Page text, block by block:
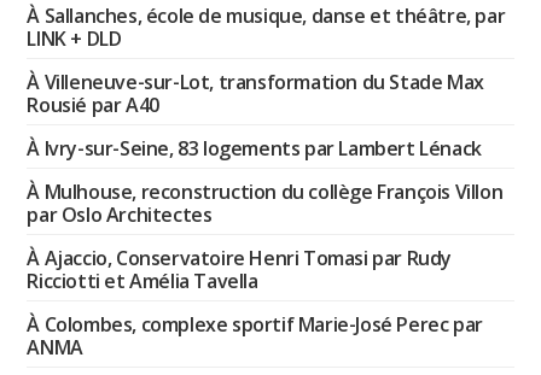
À Sallanches, école de musique, danse et théâtre, par
LINK + DLD
À Villeneuve-sur-Lot, transformation du Stade Max
Rousié par A40
À Ivry-sur-Seine, 83 logements par Lambert Lénack
À Mulhouse, reconstruction du collège François Villon
par Oslo Architectes
À Ajaccio, Conservatoire Henri Tomasi par Rudy
Ricciotti et Amélia Tavella
À Colombes, complexe sportif Marie-José Perec par
ANMA